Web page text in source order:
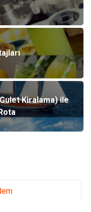
Kiralama) ile